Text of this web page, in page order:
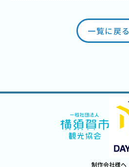
一覧に戻る
制作会社様へ